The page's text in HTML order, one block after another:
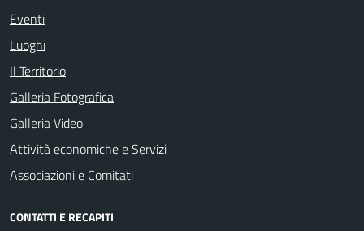
Eventi
Luoghi
Il Territorio
Galleria Fotografica
Galleria Video
Attività economiche e Servizi
Associazioni e Comitati
CONTATTI E RECAPITI